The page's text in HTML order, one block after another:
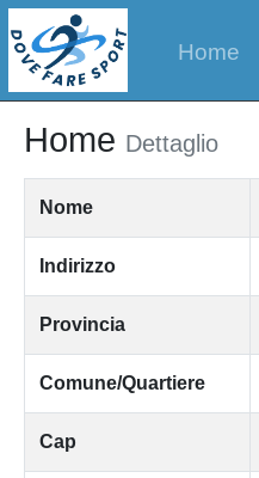
Home
Home Dettaglio
Nome
Indirizzo
Provincia
Comune/Quartiere
Cap